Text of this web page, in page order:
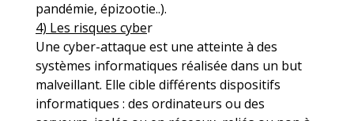
pandémie, épizootie..).
4) Les risques cyber
Une cyber-attaque est une atteinte à des
systèmes informatiques réalisée dans un but
malveillant. Elle cible différents dispositifs
informatiques : des ordinateurs ou des